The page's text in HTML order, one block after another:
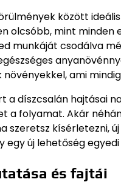
között
olcsóbb, mint
munkáját csodálva
ami
a díszcsalán hajtásai
a folyamat. Akár
szeretsz
egy új lehetőség
és fajtái